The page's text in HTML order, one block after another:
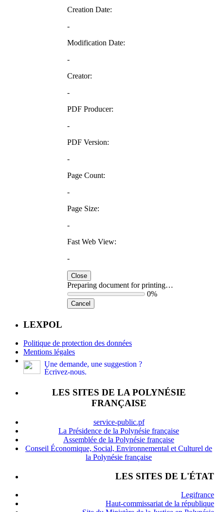
Creation Date:
-
Modification Date:
-
Creator:
-
PDF Producer:
-
PDF Version:
-
Page Count:
-
Page Size:
-
Fast Web View:
-
Close
Preparing document for printing…
0%
Cancel
LEXPOL
Politique de protection des données
Mentions légales
Une demande, une suggestion ?
Écrivez-nous.
LES SITES DE LA POLYNÉSIE
FRANÇAISE
service-public.pf
La Présidence de la Polynésie française
Assemblée de la Polynésie française
Conseil Économique, Social, Environnemental et Culturel de
la Polynésie française
LES SITES DE L'ÉTAT
Legifrance
Haut-commissariat de la république